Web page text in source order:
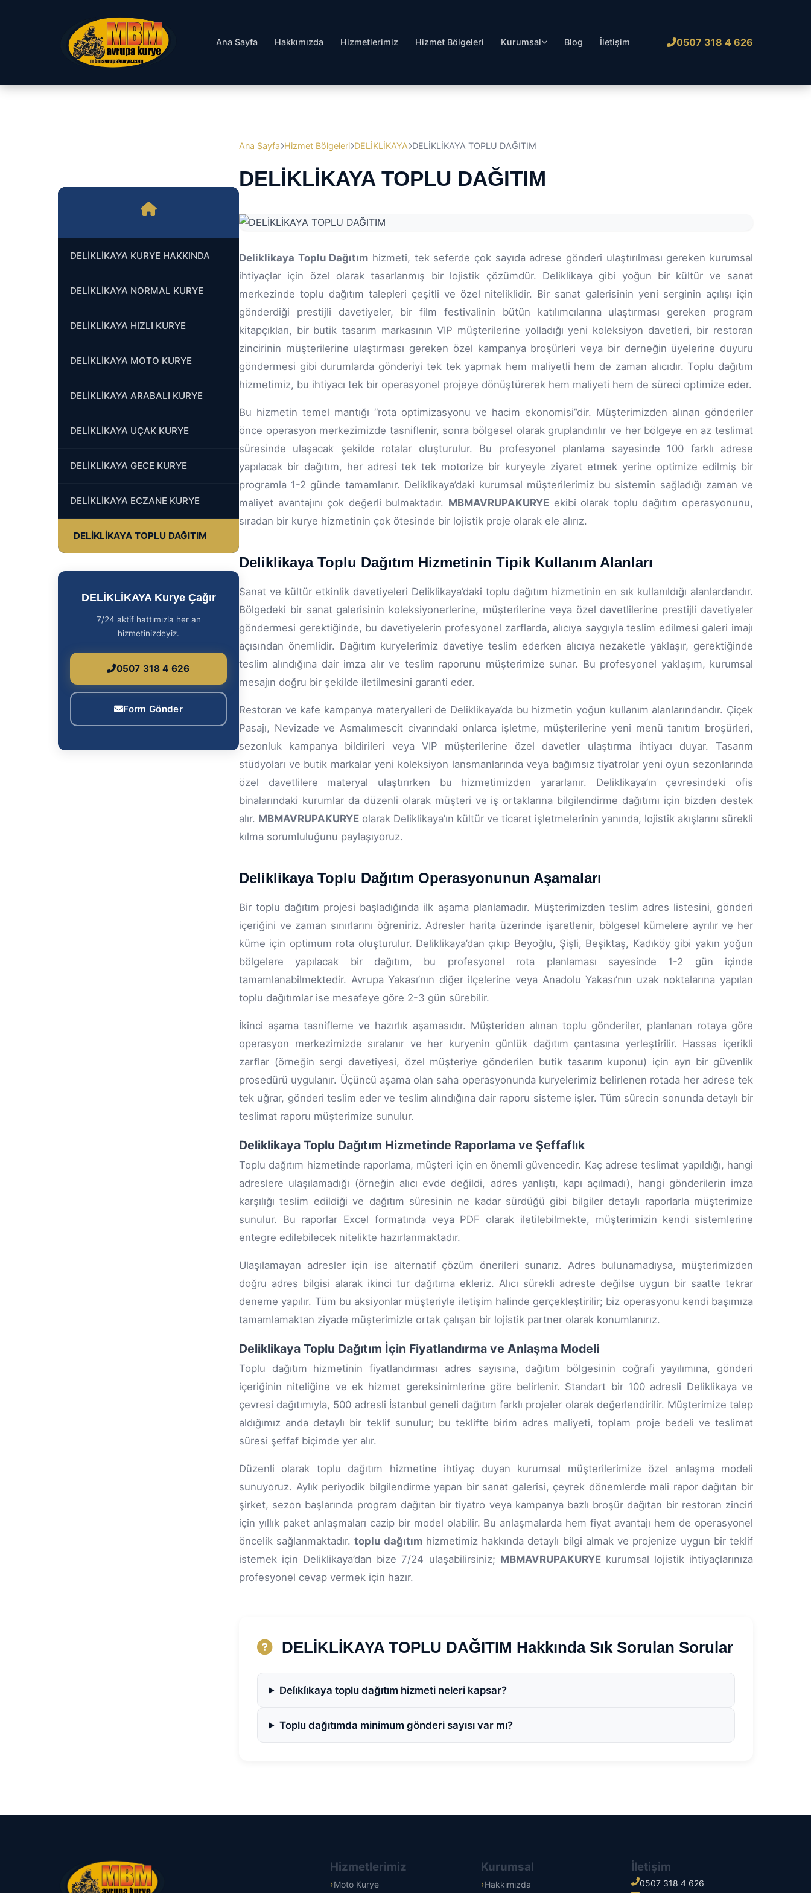
Ana Sayfa Hakkımızda Hizmetlerimiz Hizmet Bölgeleri Kurumsal Blog İletişim 0507 318 4 626
DELİKLİKAYA KURYE HAKKINDA
DELİKLİKAYA NORMAL KURYE
7/24 aktif hattımızla her an
0507 318 4 626
Ana Sayfa Hizmet Bölgeleri DELİKLİKAYA DELİKLİKAYA TOPLU DAĞITIM
DELİKLİKAYA TOPLU DAĞITIM
Deliklikaya Toplu Dağıtım hizmeti, tek seferde çok sayıda adrese gönderi ulaştırılması gereken kurumsal
ihtiyaçlar için özel olarak tasarlanmış bir lojistik çözümdür. Deliklikaya gibi yoğun bir kültür ve sanat
merkezinde toplu dağıtım talepleri çeşitli ve özel niteliklidir. Bir sanat galerisinin yeni serginin açılışı için
gönderdiği prestijli davetiyeler, bir film festivalinin bütün katılımcılarına ulaştırması gereken program
kitapçıkları, bir butik tasarım markasının VIP müşterilerine yolladığı yeni koleksiyon davetleri, bir restoran
zincirinin müşterilerine ulaştırması gereken özel kampanya broşürleri veya bir derneğin üyelerine duyuru
göndermesi gibi durumlarda gönderiyi tek tek yapmak hem maliyetli hem de zaman alıcıdır. Toplu dağıtım
hizmetimiz, bu ihtiyacı tek bir operasyonel projeye dönüştürerek hem maliyeti hem de süreci optimize eder.
Bu hizmetin temel mantığı “rota optimizasyonu ve hacim ekonomisi”dir. Müşterimizden alınan gönderiler
önce operasyon merkezimizde tasniflenir, sonra bölgesel olarak gruplandırılır ve her bölgeye en az teslimat
süresinde ulaşacak şekilde rotalar oluşturulur. Bu profesyonel planlama sayesinde 100 farklı adrese
yapılacak bir dağıtım, her adresi tek tek motorize bir kuryeyle ziyaret etmek yerine optimize edilmiş bir
programla 1-2 günde tamamlanır. Deliklikaya’daki kurumsal müşterilerimiz bu sistemin sağladığı zaman ve
maliyet avantajını çok değerli bulmaktadır. MBMAVRUPAKURYE ekibi olarak toplu dağıtım operasyonunu,
sıradan bir kurye hizmetinin çok ötesinde bir lojistik proje olarak ele alırız.
Deliklikaya Toplu Dağıtım Hizmetinin Tipik Kullanım Alanları
Sanat ve kültür etkinlik davetiyeleri Deliklikaya’daki toplu dağıtım hizmetinin en sık kullanıldığı alanlardandır.
Bölgedeki bir sanat galerisinin koleksiyonerlerine, müşterilerine veya özel davetlilerine prestijli davetiyeler
göndermesi gerektiğinde, bu davetiyelerin profesyonel zarflarda, alıcıya saygıyla teslim edilmesi galeri imajı
açısından önemlidir. Dağıtım kuryelerimiz davetiye teslim ederken alıcıya nezaketle yaklaşır, gerektiğinde
teslim alındığına dair imza alır ve teslim raporunu müşterimize sunar. Bu profesyonel yaklaşım, kurumsal
mesajın doğru bir şekilde iletilmesini garanti eder.
Restoran ve kafe kampanya materyalleri de Deliklikaya’da bu hizmetin yoğun kullanım alanlarındandır. Çiçek
Pasajı, Nevizade ve Asmalımescit civarındaki onlarca işletme, müşterilerine yeni menü tanıtım broşürleri,
sezonluk kampanya bildirileri veya VIP müşterilerine özel davetler ulaştırma ihtiyacı duyar. Tasarım
stüdyoları ve butik markalar yeni koleksiyon lansmanlarında veya bağımsız tiyatrolar yeni oyun sezonlarında
özel davetlilere materyal ulaştırırken bu hizmetimizden yararlanır. Deliklikaya’ın çevresindeki ofis
binalarındaki kurumlar da düzenli olarak müşteri ve iş ortaklarına bilgilendirme dağıtımı için bizden destek
alır. MBMAVRUPAKURYE olarak Deliklikaya’ın kültür ve ticaret işletmelerinin yanında, lojistik akışlarını sürekli
kılma sorumluluğunu paylaşıyoruz.
Deliklikaya Toplu Dağıtım Operasyonunun Aşamaları
Bir toplu dağıtım projesi başladığında ilk aşama planlamadır. Müşterimizden teslim adres listesini, gönderi
içeriğini ve zaman sınırlarını öğreniriz. Adresler harita üzerinde işaretlenir, bölgesel kümelere ayrılır ve her
küme için optimum rota oluşturulur. Deliklikaya’dan çıkıp Beyoğlu, Şişli, Beşiktaş, Kadıköy gibi yakın yoğun
bölgelere yapılacak bir dağıtım, bu profesyonel rota planlaması sayesinde 1-2 gün içinde
tamamlanabilmektedir. Avrupa Yakası’nın diğer ilçelerine veya Anadolu Yakası’nın uzak noktalarına yapılan
toplu dağıtımlar ise mesafeye göre 2-3 gün sürebilir.
İkinci aşama tasnifleme ve hazırlık aşamasıdır. Müşteriden alınan toplu gönderiler, planlanan rotaya göre
operasyon merkezimizde sıralanır ve her kuryenin günlük dağıtım çantasına yerleştirilir. Hassas içerikli
zarflar (örneğin sergi davetiyesi, özel müşteriye gönderilen butik tasarım kuponu) için ayrı bir güvenlik
prosedürü uygulanır. Üçüncü aşama olan saha operasyonunda kuryelerimiz belirlenen rotada her adrese tek
tek uğrar, gönderi teslim eder ve teslim alındığına dair raporu sisteme işler. Tüm sürecin sonunda detaylı bir
teslimat raporu müşterimize sunulur.
Deliklikaya Toplu Dağıtım Hizmetinde Raporlama ve Şeffaflık
Toplu dağıtım hizmetinde raporlama, müşteri için en önemli güvencedir. Kaç adrese teslimat yapıldığı, hangi
adreslere ulaşılamadığı (örneğin alıcı evde değildi, adres yanlıştı, kapı açılmadı), hangi gönderilerin imza
karşılığı teslim edildiği ve dağıtım süresinin ne kadar sürdüğü gibi bilgiler detaylı raporlarla müşterimize
sunulur. Bu raporlar Excel formatında veya PDF olarak iletilebilmekte, müşterimizin kendi sistemlerine
entegre edilebilecek nitelikte hazırlanmaktadır.
Ulaşılamayan adresler için ise alternatif çözüm önerileri sunarız. Adres bulunamadıysa, müşterimizden
doğru adres bilgisi alarak ikinci tur dağıtıma ekleriz. Alıcı sürekli adreste değilse uygun bir saatte tekrar
deneme yapılır. Tüm bu aksiyonlar müşteriyle iletişim halinde gerçekleştirilir; biz operasyonu kendi başımıza
tamamlamaktan ziyade müşterimizle ortak çalışan bir lojistik partner olarak konumlanırız.
Deliklikaya Toplu Dağıtım İçin Fiyatlandırma ve Anlaşma Modeli
Toplu dağıtım hizmetinin fiyatlandırması adres sayısına, dağıtım bölgesinin coğrafi yayılımına, gönderi
içeriğinin niteliğine ve ek hizmet gereksinimlerine göre belirlenir. Standart bir 100 adresli Deliklikaya ve
çevresi dağıtımıyla, 500 adresli İstanbul geneli dağıtım farklı projeler olarak değerlendirilir. Müşterimize talep
aldığımız anda detaylı bir teklif sunulur; bu teklifte birim adres maliyeti, toplam proje bedeli ve teslimat
süresi şeffaf biçimde yer alır.
Düzenli olarak toplu dağıtım hizmetine ihtiyaç duyan kurumsal müşterilerimize özel anlaşma modeli
sunuyoruz. Aylık periyodik bilgilendirme yapan bir sanat galerisi, çeyrek dönemlerde mali rapor dağıtan bir
şirket, sezon başlarında program dağıtan bir tiyatro veya kampanya bazlı broşür dağıtan bir restoran zinciri
için yıllık paket anlaşmaları cazip bir model olabilir. Bu anlaşmalarda hem fiyat avantajı hem de operasyonel
öncelik sağlanmaktadır.toplu dağıtımhizmetimiz hakkında detaylı bilgi almak ve projenize uygun bir teklif
istemek için Deliklikaya’dan bize 7/24 ulaşabilirsiniz; MBMAVRUPAKURYEkurumsal lojistik ihtiyaçlarınıza
profesyonel cevap vermek için hazır.
DELİKLİKAYA TOPLU DAĞITIM Hakkında Sık Sorulan Sorular
Deli̇kli̇kaya toplu dağıtım hizmeti neleri kapsar?
Toplu dağıtımda minimum gönderi sayısı var mı?
Hizmetlerimiz
Moto Kurye
Kurumsal
Hakkımızda
İletişim
0507 318 4 626